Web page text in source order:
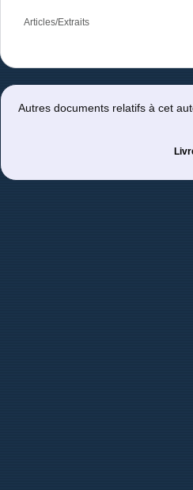
Articles/Extraits
Autres documents relatifs à cet